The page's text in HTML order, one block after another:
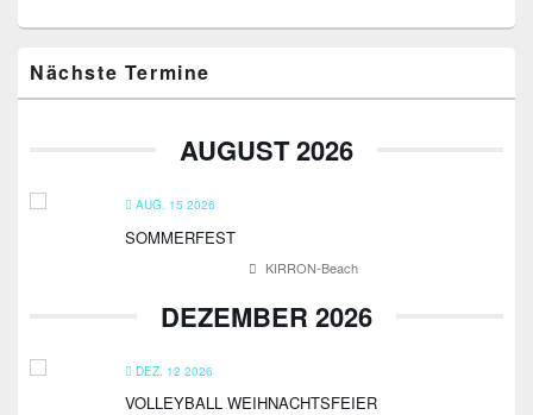
Seitenleisten-
Widgetbereich
Nächste Termine
AUGUST 2026
AUG. 15 2026
SOMMERFEST
KIRRON-Beach
DEZEMBER 2026
DEZ. 12 2026
VOLLEYBALL WEIHNACHTSFEIER